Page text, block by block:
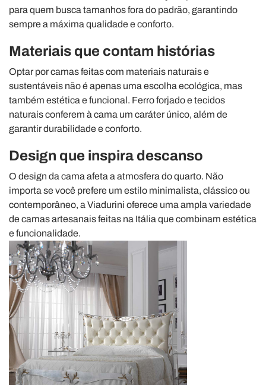
para quem busca tamanhos fora do padrão, garantindo
sempre a máxima qualidade e conforto.
Materiais que contam histórias
Optar por camas feitas com materiais naturais e
sustentáveis não é apenas uma escolha ecológica, mas
também estética e funcional. Ferro forjado e tecidos
naturais conferem à cama um caráter único, além de
garantir durabilidade e conforto.
Design que inspira descanso
O design da cama afeta a atmosfera do quarto. Não
importa se você prefere um estilo minimalista, clássico ou
contemporâneo, a Viadurini oferece uma ampla variedade
de camas artesanais feitas na Itália que combinam estética
e funcionalidade.